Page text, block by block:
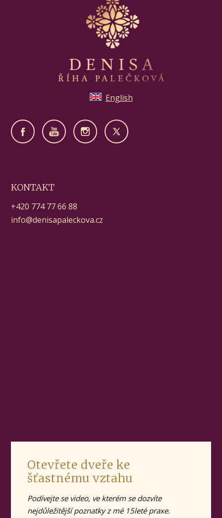
English
KONTAKT
+420 774 77 66 88
info@denisapaleckova.cz
Otevřete dveře ke
šťastnému vztahu
Podívejte se video, ve kterém se dozvíte
nejdůležitější poznatky z mé 15leté praxe.